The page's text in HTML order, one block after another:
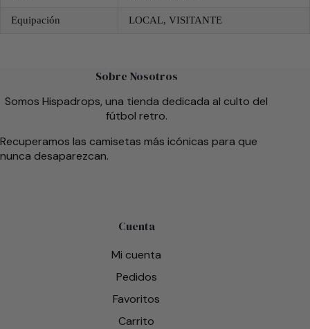
Equipación LOCAL, VISITANTE
Sobre Nosotros
Somos Hispadrops, una tienda dedicada al culto del
fútbol retro.
Recuperamos las camisetas más icónicas para que
nunca desaparezcan.
Cuenta
Mi cuenta
Pedidos
Favoritos
Carrito